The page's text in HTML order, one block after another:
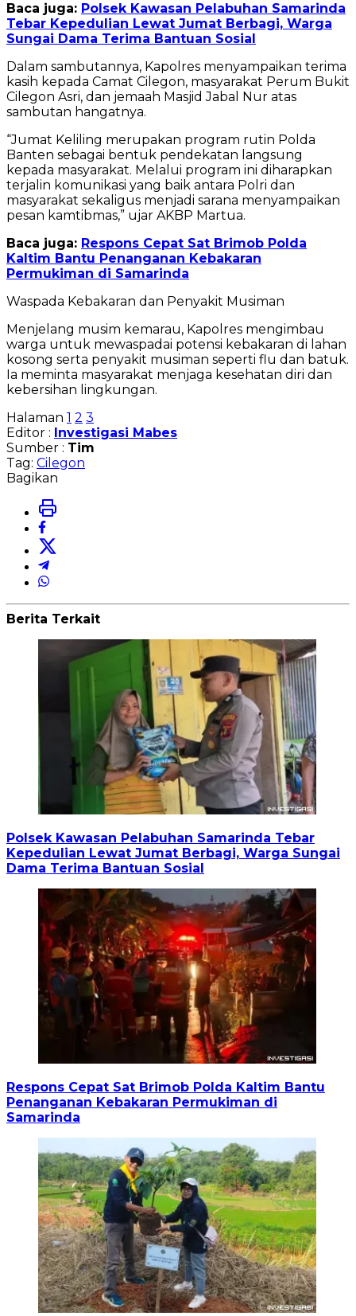
Baca juga: Polsek Kawasan Pelabuhan Samarinda
Tebar Kepedulian Lewat Jumat Berbagi, Warga
Sungai Dama Terima Bantuan Sosial
Dalam sambutannya, Kapolres menyampaikan terima
kasih kepada Camat Cilegon, masyarakat Perum Bukit
Cilegon Asri, dan jemaah Masjid Jabal Nur atas
sambutan hangatnya.
“Jumat Keliling merupakan program rutin Polda
Banten sebagai bentuk pendekatan langsung
kepada masyarakat. Melalui program ini diharapkan
terjalin komunikasi yang baik antara Polri dan
masyarakat sekaligus menjadi sarana menyampaikan
pesan kamtibmas,” ujar AKBP Martua.
Baca juga: Respons Cepat Sat Brimob Polda
Kaltim Bantu Penanganan Kebakaran
Permukiman di Samarinda
Waspada Kebakaran dan Penyakit Musiman
Menjelang musim kemarau, Kapolres mengimbau
warga untuk mewaspadai potensi kebakaran di lahan
kosong serta penyakit musiman seperti flu dan batuk.
Ia meminta masyarakat menjaga kesehatan diri dan
kebersihan lingkungan.
Halaman 1 2 3
Editor : Investigasi Mabes
Sumber : Tim
Tag: Cilegon
Bagikan
Berita Terkait
Polsek Kawasan Pelabuhan Samarinda Tebar
Kepedulian Lewat Jumat Berbagi, Warga Sungai
Dama Terima Bantuan Sosial
Respons Cepat Sat Brimob Polda Kaltim Bantu
Penanganan Kebakaran Permukiman di
Samarinda